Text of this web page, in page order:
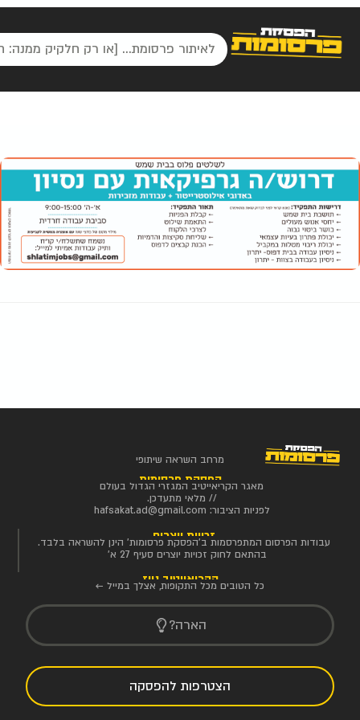
מרחב השראה שיתופי
הפסקת פרסומות
מאגר הקריאייטיב המגזרי הגדול בעולם
// מלאי מתעדכן.
לפניות הציבור: hafsakat.ad@gmail.com
זכויות יוצרים
עבודות הפרסום המתפרסמות ב'הפסקת פרסומות' הינן להשראה בלבד.
בהתאם לחוק זכויות יוצרים סעיף 27 א'
הקריאייטיב ניוז
כל הטובים מכל התקופות, אצלך במייל ←
הארה?
הצטרפות להפסקה